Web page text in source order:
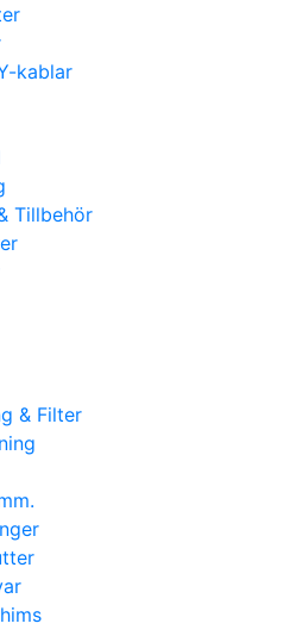
kablar
Tillbehör
& Filter